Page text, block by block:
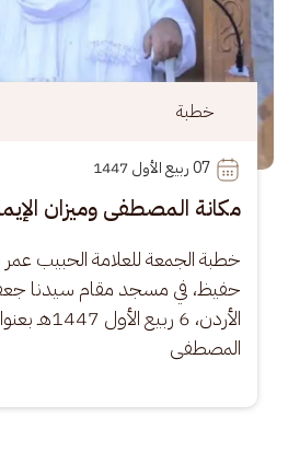
خطبة
07
مكانة المصطفى وميزان
خطبة الجمعة للعلامة الحبيب
حفيظ، في مسجد مقام سيدنا جعفر
الأردن، 6 ربيع
المصطفى